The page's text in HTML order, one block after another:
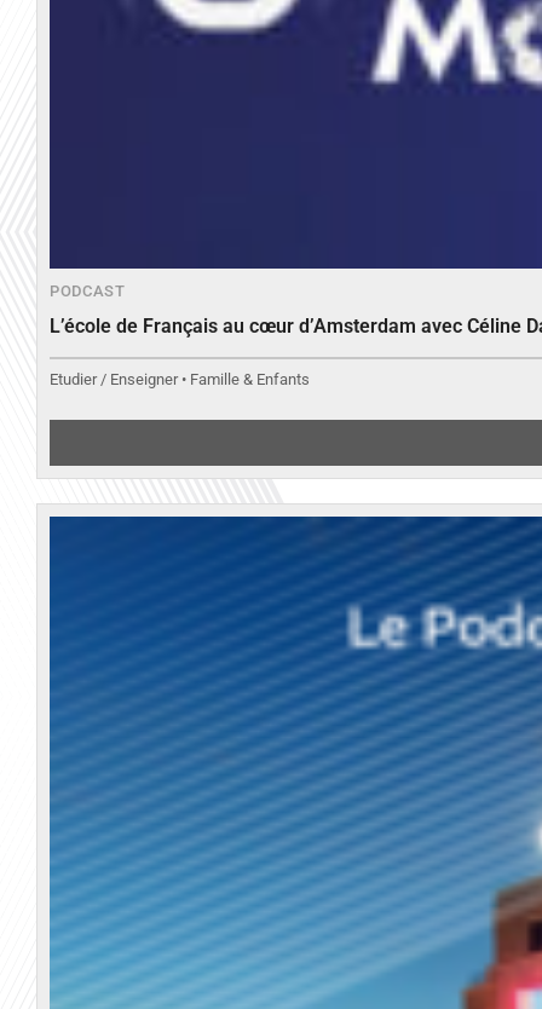
PODCAST
L’école de Français au cœur d’Amsterdam avec Céline
Etudier / Enseigner • Famille & Enfants